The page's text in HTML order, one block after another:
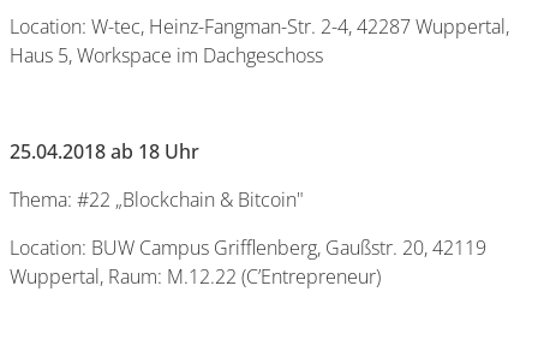
Location: W-tec, Heinz-Fangman-Str. 2-4, 42287 Wuppertal,
Haus 5, Workspace im Dachgeschoss
25.04.2018 ab 18 Uhr
Thema: #22 „Blockchain & Bitcoin"
Location: BUW Campus Grifflenberg, Gaußstr. 20, 42119
Wuppertal, Raum: M.12.22 (C’Entrepreneur)